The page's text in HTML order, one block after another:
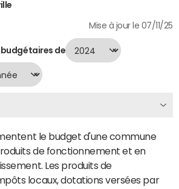
Mise à jour le 07/11/25
budgétaires de
le budget d'une commune
de fonctionnement et en
Les produits de
locaux, dotations versées par